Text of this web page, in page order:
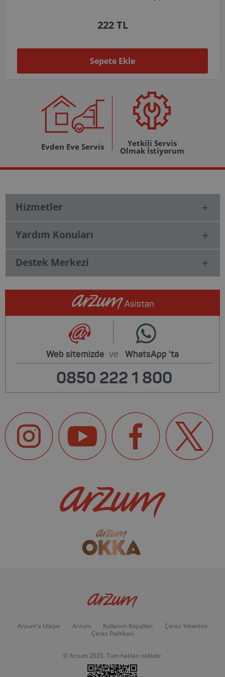
Evden Eve Servis Yetkili Servis
Olmak İstiyorum
Hizmetler
Yardım Konuları
Destek Merkezi
Web sitemizde ve WhatsApp 'ta
0850 222 1 800
Arzum'a Ulaşın Arzum Kullanım Koşulları
Çerez Yönetimi
Çerez Politikası
© Arzum 2025. Tüm hakları saklıdır.